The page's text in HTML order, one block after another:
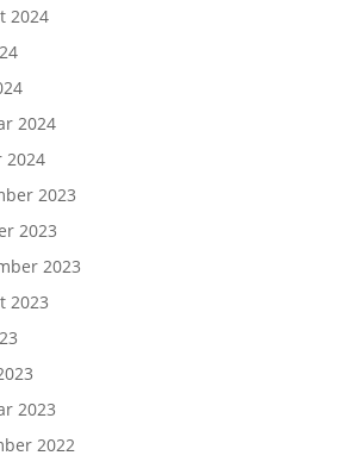
2024
2024
2024
2023
2023
2023
2023
2023
2022